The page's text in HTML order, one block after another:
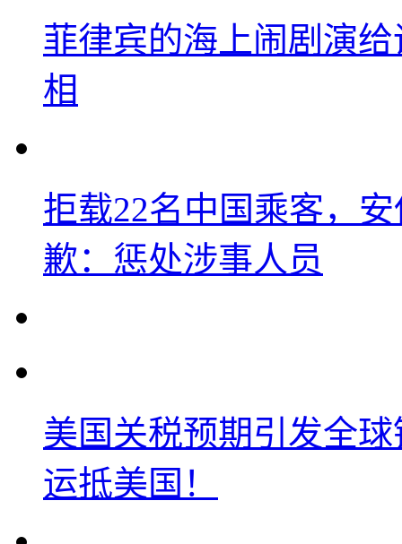
菲律宾的海上闹剧演
相
拒载22名中国乘客，
歉：惩处涉事人员
美国关税预期引发全
运抵美国！